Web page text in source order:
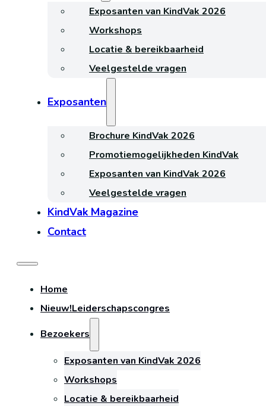
Exposanten van KindVak 2026
Workshops
Locatie & bereikbaarheid
Veelgestelde vragen
Exposanten
Brochure KindVak 2026
Promotiemogelijkheden KindVak
Exposanten van KindVak 2026
Veelgestelde vragen
KindVak Magazine
Contact
Home
Nieuw!Leiderschapscongres
Bezoekers
Exposanten van KindVak 2026
Workshops
Locatie & bereikbaarheid